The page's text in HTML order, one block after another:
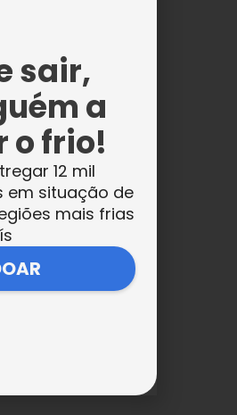
sair,
a
o frio!
12 mil
em situação de
mais frias